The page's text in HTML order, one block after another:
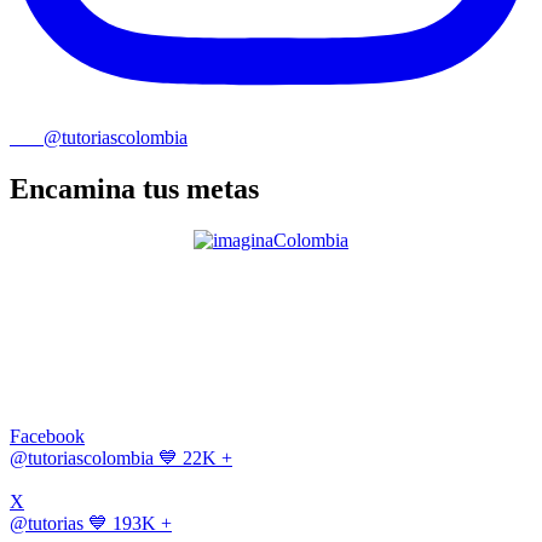
@tutoriascolombia
Encamina tus metas
Facebook
@tutoriascolombia 💙 22K +
X
@tutorias 💙 193K +